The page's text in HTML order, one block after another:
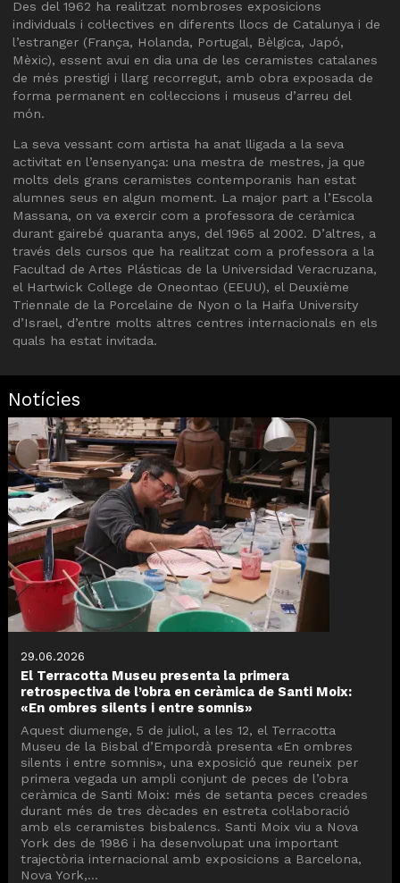
Des del 1962 ha realitzat nombroses exposicions
individuals i col·lectives en diferents llocs de Catalunya i de
l’estranger (França, Holanda, Portugal, Bèlgica, Japó,
Mèxic), essent avui en dia una de les ceramistes catalanes
de més prestigi i llarg recorregut, amb obra exposada de
forma permanent en col·leccions i museus d’arreu del
món.
La seva vessant com artista ha anat lligada a la seva
activitat en l’ensenyança: una mestra de mestres, ja que
molts dels grans ceramistes contemporanis han estat
alumnes seus en algun moment. La major part a l’Escola
Massana, on va exercir com a professora de ceràmica
durant gairebé quaranta anys, del 1965 al 2002. D’altres, a
través dels cursos que ha realitzat com a professora a la
Facultad de Artes Plásticas de la Universidad Veracruzana,
el Hartwick College de Oneontao (EEUU), el Deuxième
Triennale de la Porcelaine de Nyon o la Haifa University
d’Israel, d’entre molts altres centres internacionals en els
quals ha estat invitada.
Notícies
29.06.2026
El Terracotta Museu presenta la primera
retrospectiva de l’obra en ceràmica de Santi Moix:
«En ombres silents i entre somnis»
Aquest diumenge, 5 de juliol, a les 12, el Terracotta
Museu de la Bisbal d’Empordà presenta «En ombres
silents i entre somnis», una exposició que reuneix per
primera vegada un ampli conjunt de peces de l’obra
ceràmica de Santi Moix: més de setanta peces creades
durant més de tres dècades en estreta col·laboració
amb els ceramistes bisbalencs. Santi Moix viu a Nova
York des de 1986 i ha desenvolupat una important
trajectòria internacional amb exposicions a Barcelona,
Nova York,...